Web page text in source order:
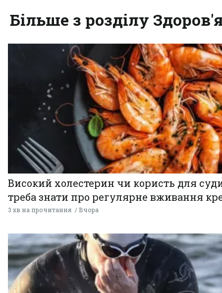
Більше з розділу
Високий холестерин чи користь для
треба знати про регулярне вживання
3 хв на прочитання Вчора